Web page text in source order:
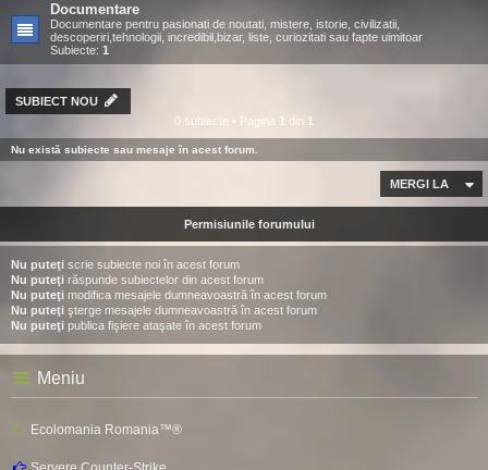
Documentare
Documentare pentru pasionati de noutati, mistere, istorie, civilizatii,
descoperiri,tehnologii, incredibil,bizar, liste, curiozitati sau fapte uimitoar
Subiecte: 1
SUBIECT NOU
0 subiecte • Pagina 1 din 1
Nu există subiecte sau mesaje în acest forum.
MERGI LA
Permisiunile forumului
Nu puteţi scrie subiecte noi în acest forum
Nu puteţi răspunde subiectelor din acest forum
Nu puteţi modifica mesajele dumneavoastră în acest forum
Nu puteţi şterge mesajele dumneavoastră în acest forum
Nu puteţi publica fişiere ataşate în acest forum
Meniu
Ecolomania Romania™®